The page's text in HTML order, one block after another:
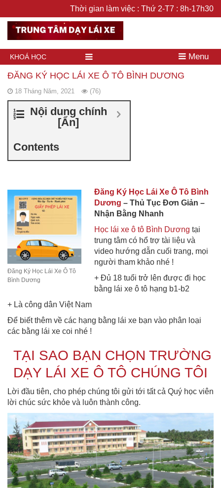
Thời gian làm việc : Thứ 2-T7 : 8h-17h30
KHOÁ HỌC Menu
ĐĂNG KÝ HỌC LÁI XE Ô TÔ BÌNH DƯƠNG
18 Tháng Năm, 2021 (76)
Nội dung chính
[Ẩn]
Contents
Đăng Ký Học Lái Xe Ô Tô
Bình Dương
Đăng Ký Học Lái Xe Ô Tô Bình
Dương – Thủ Tục Đơn Giản –
Nhận Bằng Nhanh
Học lái xe ô tô Bình Dương tại
trung tâm có hổ trợ tài liệu và
video hướng dẫn cuối trang, mọi
người tham khảo nhé !
+ Đủ 18 tuổi trở lên được đi học
bằng lái xe ô tô hạng b1-b2
+ Là công dân Việt Nam
Để biết thêm về các hạng bằng lái xe bạn vào phân loại
các bằng lái xe coi nhé !
TẠI SAO BẠN CHỌN TRƯỜNG
DẠY LÁI XE Ô TÔ CHÚNG TÔI
Lời đầu tiên, cho phép chúng tôi gửi tới tất cả Quý học viên
lời chúc sức khỏe và luôn thành công.